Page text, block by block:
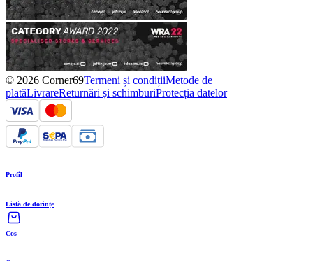
© 2026 Corner69Termeni și condițiiMetode de
platăLivrareReturnări și schimburiProtecția datelor
Profil
Listă de dorințe
Coș